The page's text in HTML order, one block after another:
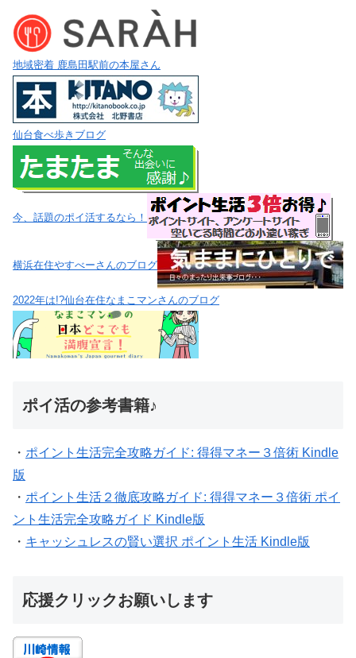
地域密着 鹿島田駅前の本屋さん
仙台食べ歩きブログ
今、話題のポイ活するなら！
横浜在住やすべーさんのブログ
2022年は!?仙台在住なまこマンさんのブログ
ポイ活の参考書籍♪
・ ポイント生活完全攻略ガイド: 得得マネー３倍術 Kindle
版
・ ポイント生活２徹底攻略ガイド: 得得マネー３倍術 ポイ
ント生活完全攻略ガイド Kindle版
・ キャッシュレスの賢い選択 ポイント生活 Kindle版
応援クリックお願いします